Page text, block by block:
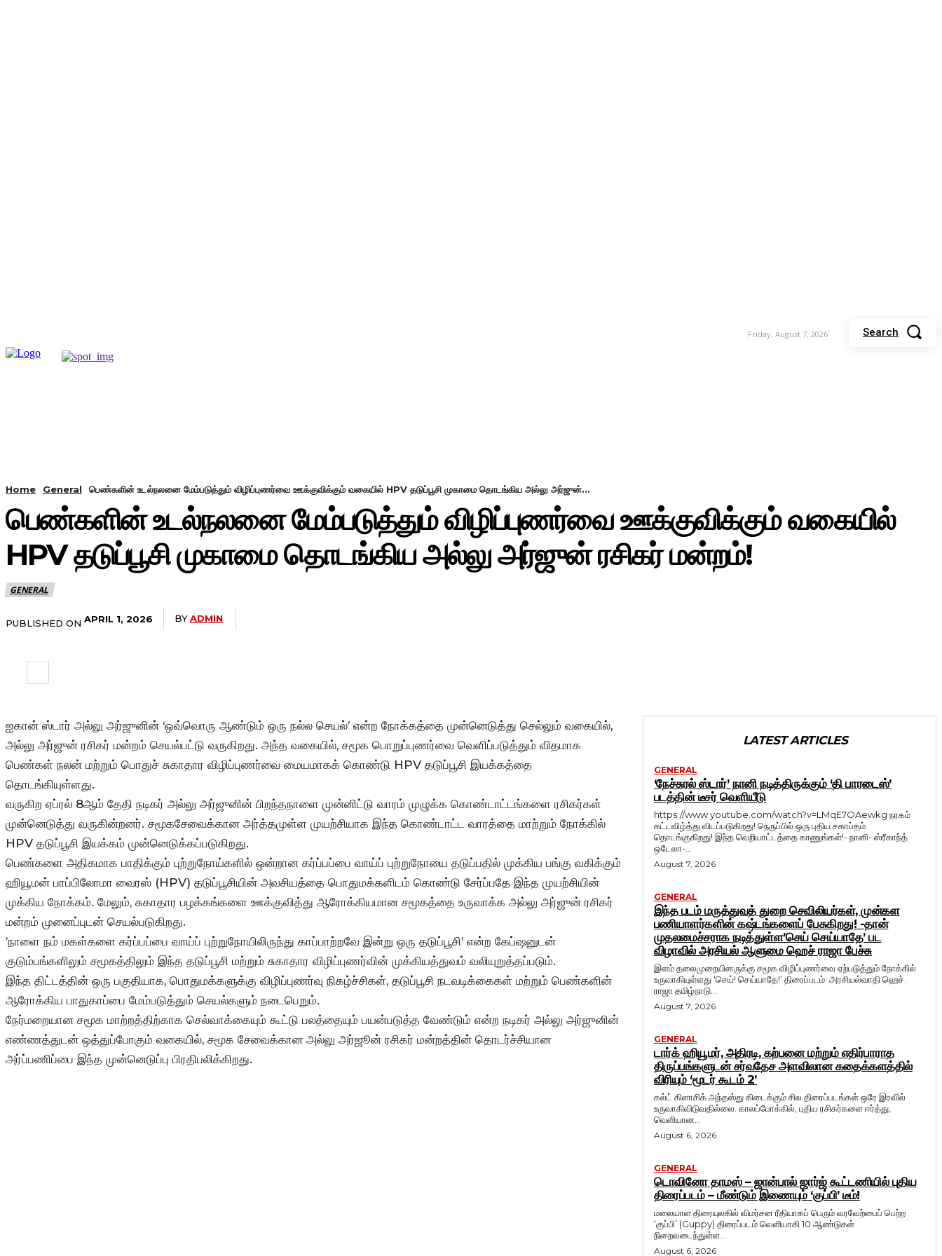
Friday, August 7, 2026 Search
Home General பெண்களின் உடல்நலனை மேம்படுத்தும் விழிப்புணர்வை ஊக்குவிக்கும் வகையில் HPV தடுப்பூசி முகாமை தொடங்கிய அல்லு அர்ஜுன்...
பெண்களின் உடல்நலனை மேம்படுத்தும் விழிப்புணர்வை ஊக்குவிக்கும் வகையில்
HPV தடுப்பூசி முகாமை தொடங்கிய அல்லு அர்ஜுன் ரசிகர் மன்றம்!
GENERAL
PUBLISHED ON APRIL 1, 2026 BYADMIN
ஐகான் ஸ்டார் அல்லு அர்ஜுனின் ‘ஒவ்வொரு ஆண்டும் ஒரு நல்ல செயல்’ என்ற நோக்கத்தை முன்னெடுத்து செல்லும் வகையில்,
அல்லு அர்ஜுன் ரசிகர் மன்றம் செயல்பட்டு வருகிறது. அந்த வகையில், சமூக பொறுப்புணர்வை வெளிப்படுத்தும் விதமாக
பெண்கள் நலன் மற்றும் பொதுச் சுகாதார விழிப்புணர்வை மையமாகக் கொண்டு HPV தடுப்பூசி இயக்கத்தை
தொடங்கியுள்ளது.
வருகிற ஏப்ரல் 8ஆம் தேதி நடிகர் அல்லு அர்ஜுனின் பிறந்தநாளை முன்னிட்டு வாரம் முழுக்க கொண்டாட்டங்களை ரசிகர்கள்
முன்னெடுத்து வருகின்றனர். சமூகசேவைக்கான அர்த்தமுள்ள முயற்சியாக இந்த கொண்டாட்ட வாரத்தை மாற்றும் நோக்கில்
HPV தடுப்பூசி இயக்கம் முன்னெடுக்கப்படுகிறது.
பெண்களை அதிகமாக பாதிக்கும் புற்றுநோய்களில் ஒன்றான கர்ப்பப்பை வாய்ப் புற்றுநோயை தடுப்பதில் முக்கிய பங்கு வகிக்கும்
ஹியூமன் பாப்பிலோமா வைரஸ் (HPV) தடுப்பூசியின் அவசியத்தை பொதுமக்களிடம் கொண்டு சேர்ப்பதே இந்த முயற்சியின்
முக்கிய நோக்கம். மேலும், சுகாதார பழக்கங்களை ஊக்குவித்து ஆரோக்கியமான சமூகத்தை உருவாக்க அல்லு அர்ஜுன் ரசிகர்
மன்றம் முனைப்புடன் செயல்படுகிறது.
’நாளை நம் மகள்களை கர்ப்பப்பை வாய்ப் புற்றுநோயிலிருந்து காப்பாற்றவே இன்று ஒரு தடுப்பூசி’ என்ற கேப்ஷனுடன்
குடும்பங்களிலும் சமூகத்திலும் இந்த தடுப்பூசி மற்றும் சுகாதார விழிப்புணர்வின் முக்கியத்துவம் வலியுறுத்தப்படும்.
இந்த திட்டத்தின் ஒரு பகுதியாக, பொதுமக்களுக்கு விழிப்புணர்வு நிகழ்ச்சிகள், தடுப்பூசி நடவடிக்கைகள் மற்றும் பெண்களின்
ஆரோக்கிய பாதுகாப்பை மேம்படுத்தும் செயல்களும் நடைபெறும்.
நேர்மறையான சமூக மாற்றத்திற்காக செல்வாக்கையும் கூட்டு பலத்தையும் பயன்படுத்த வேண்டும் என்ற நடிகர் அல்லு அர்ஜுனின்
எண்ணத்துடன் ஒத்துப்போகும் வகையில், சமூக சேவைக்கான அல்லு அர்ஜூன் ரசிகர் மன்றத்தின் தொடர்ச்சியான
அர்ப்பணிப்பை இந்த முன்னெடுப்பு பிரதிபலிக்கிறது.
LATEST ARTICLES
GENERAL
‘நேச்சுரல் ஸ்டார்’ நானி நடித்திருக்கும் ‘தி பாரடைஸ்’
படத்தின் டீசர் வெளியீடு
https://www.youtube.com/watch?v=LMqE7OAewkg நரகம்
கட்டவிழ்த்து விடப்படுகிறது! நெருப்பில் ஒரு புதிய சகாப்தம்
தொடங்குகிறது! இந்த வெறியாட்டத்தை காணுங்கள்!- நானி- ஸ்ரீகாந்த்
ஒடேலா-...
August 7, 2026
GENERAL
இந்த படம் மருத்துவத் துறை செவிலியர்கள், முன்கள
பணியாளர்களின் கஷ்டங்களைப் பேசுகிறது! -தான்
முதலமைச்சராக நடித்துள்ள’செய் செய்யாதே’ பட
விழாவில் அரசியல் ஆளுமை ஹெச் ராஜா பேச்சு
இளம் தலைமுறையினருக்கு சமூக விழிப்புணர்வை ஏற்படுத்தும் நோக்கில்
உருவாகியுள்ளது ‘செய்! செய்யாதே!’ திரைப்படம். அரசியல்வாதி ஹெச்.
ராஜா தமிழ்நாடு...
August 7, 2026
GENERAL
டார்க் ஹியூமர், அதிரடி, கற்பனை மற்றும் எதிர்பாராத
திருப்பங்களுடன் சர்வதேச அளவிலான கதைக்களத்தில்
விரியும் ‘மூடர் கூடம் 2’
கல்ட் கிளாசிக் அந்தஸ்து கிடைக்கும் சில திரைப்படங்கள் ஒரே இரவில்
உருவாகிவிடுவதில்லை. காலப்போக்கில், புதிய ரசிகர்களை ஈர்த்து,
வெளியான...
August 6, 2026
GENERAL
டொவினோ தாமஸ் – ஜான்பால் ஜார்ஜ் கூட்டணியில் புதிய
திரைப்படம் – மீண்டும் இணையும் ‘குப்பி’ டீம்!
மலையாள திரையுலகில் விமர்சன ரீதியாகப் பெரும் வரவேற்பைப் பெற்ற
‘குப்பி’ (Guppy) திரைப்படம் வெளியாகி 10 ஆண்டுகள்
நிறைவடைந்துள்ள...
August 6, 2026